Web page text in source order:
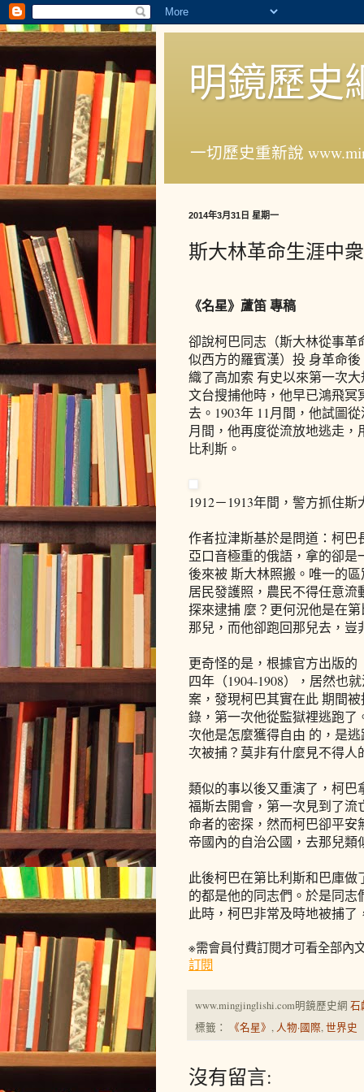
明鏡歷史
一切歷史重新說
2014年3月31日 星期一
斯大林革命生涯中
《名星》蘆笛 專稿
卻說柯巴同志 （斯大林從事
似西方的羅賓漢） 投 身革命
織了高加索 有史以來第一次
文台搜捕他時，他早已鴻飛
去。1903年 11月間，他試圖
月間，他再度從流放地逃走
比利斯。
1912－1913年間，警方抓住
作者拉津斯基於是問道：柯
亞口音極重的俄語，拿的卻
後來被 斯大林照搬。唯一的
居民發護照，農民不得任意
探來逮捕 麼？更何況他是在
那兒，而他卻跑回那兒去，豈
更奇怪的是，根據官方出版
四年（1904-1908），居然也
案，發現柯巴其實在此 期間
錄，第一次他從監獄裡逃跑
次他是怎麼獲得自由 的，是
次被捕？莫非有什麼見不得人
類似的事以後又重演了，柯
福斯去開會，第一次見到了
命者的密探，然而柯巴卻平
帝國內的自治公國，去那兒類
此後柯巴在第比利斯和巴庫
的都是他的同志們。於是同
此時，柯巴非常及時地被捕
※需會員付費訂閱才可看全部內
訂閱
www.mingjinglishi.com明鏡歷史網 石
標籤：
《名星》 , 人物·國際,世界史
沒有留言: